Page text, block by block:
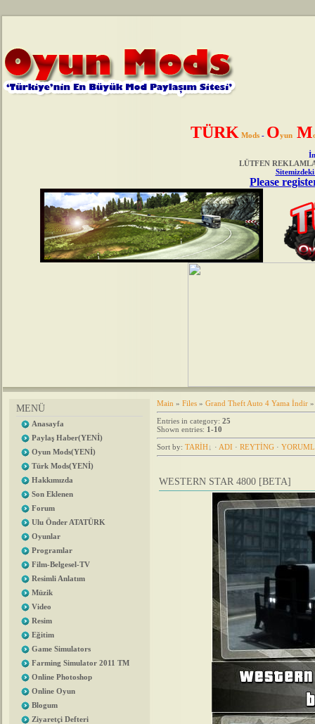
TÜRK Mods - Oyun M
LÜTFEN
Please
MENÜ
Anasayfa
Paylaş Haber(YENİ)
Oyun Mods(YENİ)
Türk Mods(YENİ)
Hakkımızda
Son Eklenen
Forum
Ulu Önder ATATÜRK
Oyunlar
Programlar
Film-Belgesel-TV
Resimli Anlatım
Müzik
Video
Resim
Eğitim
Game Simulators
Farming Simulator 2011 TM
Online Photoshop
Online Oyun
Blogum
Ziyaretçi Defteri
Main » Files » Grand Theft Auto 4 Yama İndir
Entries in category: 25
Shown entries: 1-10
Sort by: TARİH · ADI · REYTİNG ·
WESTERN STAR 4800 [BETA]